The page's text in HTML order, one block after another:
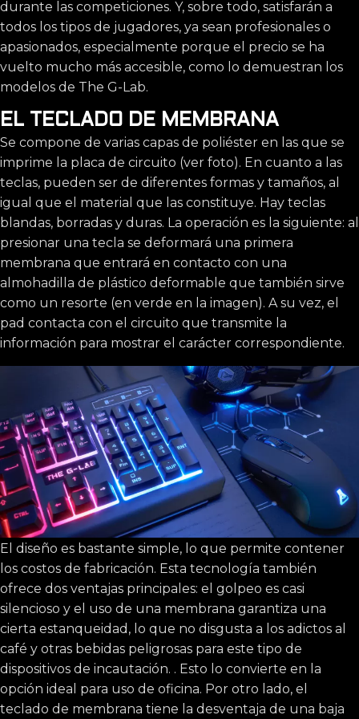
durante las competiciones. Y, sobre todo, satisfarán a
todos los tipos de jugadores, ya sean profesionales o
apasionados, especialmente porque el precio se ha
vuelto mucho más accesible, como lo demuestran los
modelos de The G-Lab.
EL TECLADO DE MEMBRANA
Se compone de varias capas de poliéster en las que se
imprime la placa de circuito (ver foto). En cuanto a las
teclas, pueden ser de diferentes formas y tamaños, al
igual que el material que las constituye. Hay teclas
blandas, borradas y duras. La operación es la siguiente: al
presionar una tecla se deformará una primera
membrana que entrará en contacto con una
almohadilla de plástico deformable que también sirve
como un resorte (en verde en la imagen). A su vez, el
pad contacta con el circuito que transmite la
información para mostrar el carácter correspondiente.
El diseño es bastante simple, lo que permite contener
los costos de fabricación. Esta tecnología también
ofrece dos ventajas principales: el golpeo es casi
silencioso y el uso de una membrana garantiza una
cierta estanqueidad, lo que no disgusta a los adictos al
café y otras bebidas peligrosas para este tipo de
dispositivos de incautación. . Esto lo convierte en la
opción ideal para uso de oficina. Por otro lado, el
teclado de membrana tiene la desventaja de una baja